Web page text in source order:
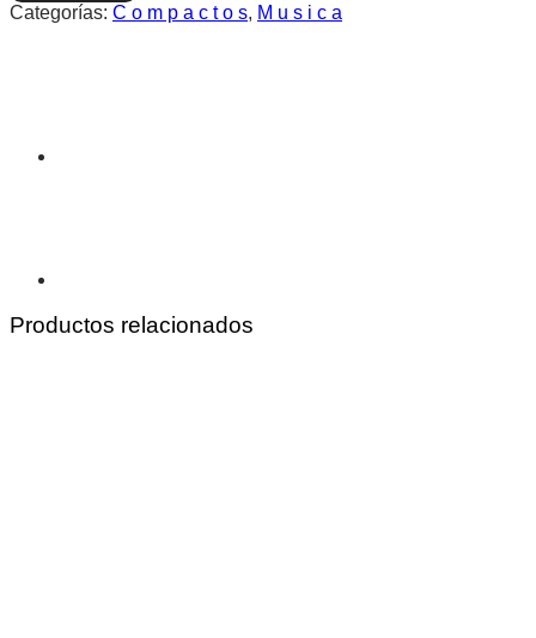
Categorías: C o m p a c t o s, M u s i c a
Productos relacionados